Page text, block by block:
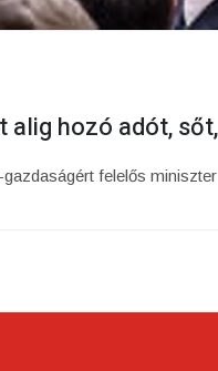
alig hozó adót,
felelős